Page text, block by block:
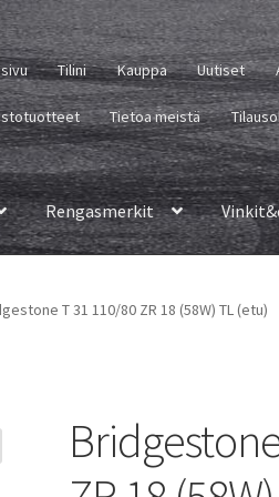
Tilini Kauppa Uutiset
Tietoa meistä
Rengasmerkit
T 31 110/80 ZR 18 (58W) TL (etu)